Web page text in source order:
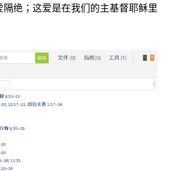
绝；这爱是在我们的主基督耶稣里